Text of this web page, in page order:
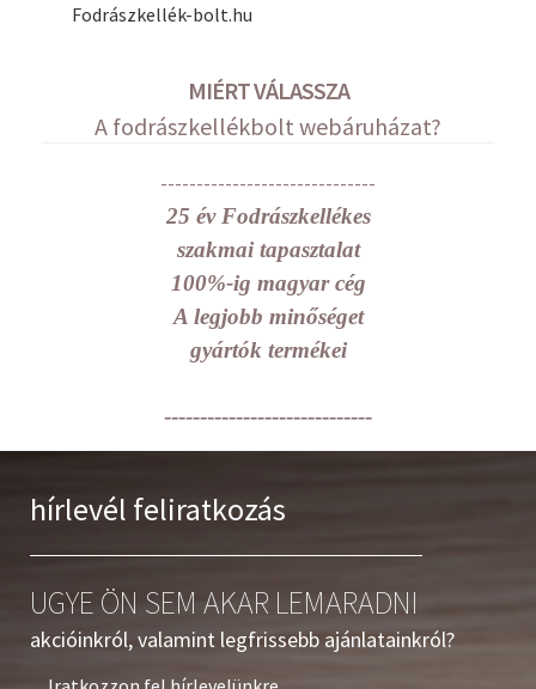
Fodrászkellék-bolt.hu
MIÉRT VÁLASSZA
A fodrászkellékbolt webáruházat?
------------------------------
25 év Fodrászkellékes
szakmai tapasztalat
100%-ig magyar cég
A legjobb minőséget
gyártók termékei
-----------------------------
hírlevél feliratkozás
UGYE ÖN SEM AKAR LEMARADNI
akcióinkról, valamint legfrissebb ajánlatainkról?